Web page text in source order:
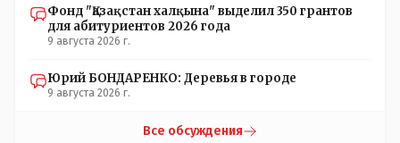
Фонд "Қазақстан халқына" выделил 350 грантов
для абитуриентов 2026 года
9 августа 2026 г.
Юрий БОНДАРЕНКО: Деревья в городе
9 августа 2026 г.
Все обсуждения